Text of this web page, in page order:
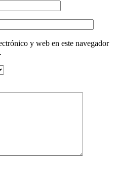
y web en este navegador